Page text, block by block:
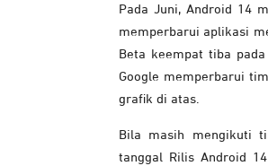
Pada Juni, Android 14
memperbarui aplikasi
Beta keempat tiba
Google memperbarui
grafik di atas.
Bila masih mengikuti
tanggal Rilis Android